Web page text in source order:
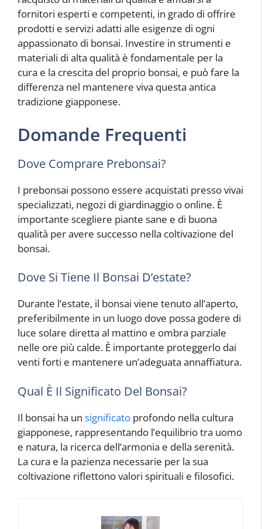
fornitori esperti e competenti, in grado di offrire
prodotti e servizi adatti alle esigenze di ogni
appassionato di bonsai. Investire in strumenti e
materiali di alta qualità è fondamentale per la
cura e la crescita del proprio bonsai, e può fare la
differenza nel mantenere viva questa antica
tradizione giapponese.
Domande Frequenti
Dove Comprare Prebonsai?
I prebonsai possono essere acquistati presso vivai
specializzati, negozi di giardinaggio o online. È
importante scegliere piante sane e di buona
qualità per avere successo nella coltivazione del
bonsai.
Dove Si Tiene Il Bonsai D’estate?
Durante l’estate, il bonsai viene tenuto all’aperto,
preferibilmente in un luogo dove possa godere di
luce solare diretta al mattino e ombra parziale
nelle ore più calde. È importante proteggerlo dai
venti forti e mantenere un’adeguata annaffiatura.
Qual È Il Significato Del Bonsai?
Il bonsai ha un significato profondo nella cultura
giapponese, rappresentando l’equilibrio tra uomo
e natura, la ricerca dell’armonia e della serenità.
La cura e la pazienza necessarie per la sua
coltivazione riflettono valori spirituali e filosofici.